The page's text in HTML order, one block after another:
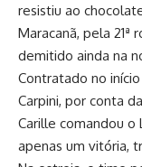
resistiu ao
Maracanã, pela
demitido ainda na
Contratado no
Carpini, por conta
Carille comandou o
apenas um vitória,